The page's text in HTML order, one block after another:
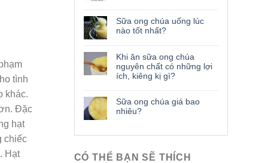
tình
khác.
Đặc
hạt
chiếc
Hạt
Sữa ong chúa uống lúc
nào tốt nhất?
Khi ăn sữa ong chúa
nguyên chất có những lợi
ích, kiêng kị gì?
Sữa ong chúa giá bao
nhiêu?
CÓ THỂ BẠN SẼ THÍCH